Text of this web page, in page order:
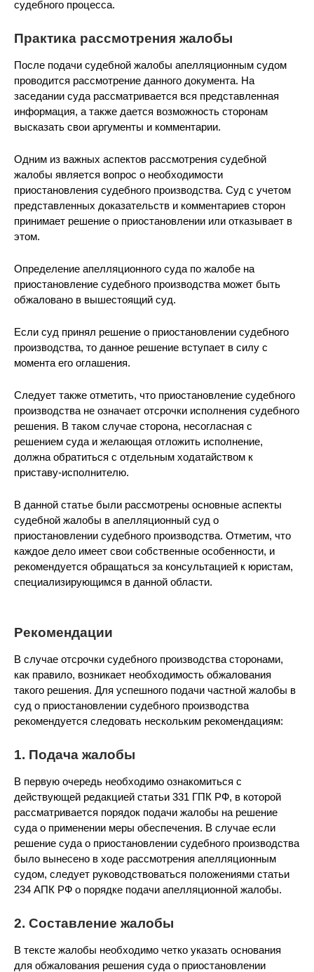
судебного процесса.
Практика рассмотрения жалобы
После подачи судебной жалобы апелляционным судом
проводится рассмотрение данного документа. На
заседании суда рассматривается вся представленная
информация, а также дается возможность сторонам
высказать свои аргументы и комментарии.
Одним из важных аспектов рассмотрения судебной
жалобы является вопрос о необходимости
приостановления судебного производства. Суд с учетом
представленных доказательств и комментариев сторон
принимает решение о приостановлении или отказывает в
этом.
Определение апелляционного суда по жалобе на
приостановление судебного производства может быть
обжаловано в вышестоящий суд.
Если суд принял решение о приостановлении судебного
производства, то данное решение вступает в силу с
момента его оглашения.
Следует также отметить, что приостановление судебного
производства не означает отсрочки исполнения судебного
решения. В таком случае сторона, несогласная с
решением суда и желающая отложить исполнение,
должна обратиться с отдельным ходатайством к
приставу-исполнителю.
В данной статье были рассмотрены основные аспекты
судебной жалобы в апелляционный суд о
приостановлении судебного производства. Отметим, что
каждое дело имеет свои собственные особенности, и
рекомендуется обращаться за консультацией к юристам,
специализирующимся в данной области.
Рекомендации
В случае отсрочки судебного производства сторонами,
как правило, возникает необходимость обжалования
такого решения. Для успешного подачи частной жалобы в
суд о приостановлении судебного производства
рекомендуется следовать нескольким рекомендациям:
1. Подача жалобы
В первую очередь необходимо ознакомиться с
действующей редакцией статьи 331 ГПК РФ, в которой
рассматривается порядок подачи жалобы на решение
суда о применении меры обеспечения. В случае если
решение суда о приостановлении судебного производства
было вынесено в ходе рассмотрения апелляционным
судом, следует руководствоваться положениями статьи
234 АПК РФ о порядке подачи апелляционной жалобы.
2. Составление жалобы
В тексте жалобы необходимо четко указать основания
для обжалования решения суда о приостановлении